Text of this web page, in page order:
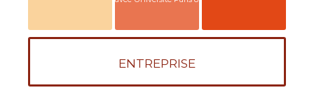
ENTREPRISE